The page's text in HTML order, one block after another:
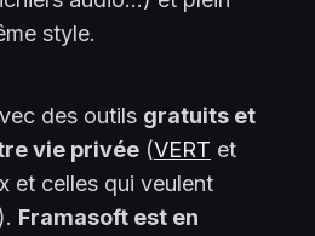
style.
des outils gratuits et
vie privée (VERT et
et celles qui veulent
Framasoft est en